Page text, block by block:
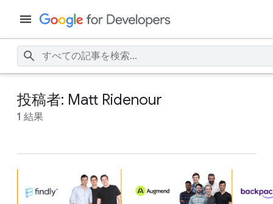
投稿者: Matt Ridenour
1 結果